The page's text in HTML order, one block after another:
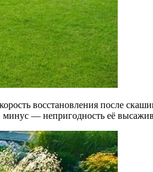
восстановления после
— непригодность её